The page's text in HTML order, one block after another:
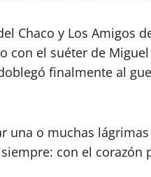
Chaco y Los
con el suéter de
finalmente al
una o muchas
con el corazón